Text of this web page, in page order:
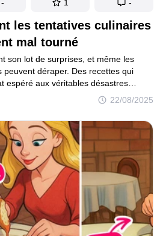
les tentatives culinaires
mal tourné
22/08/2025
son lot de surprises, et même les
peuvent déraper. Des recettes qui
espéré aux véritables désastres
racontent des résultats aussi
pourraient bien te rappeler tes
- 1 -